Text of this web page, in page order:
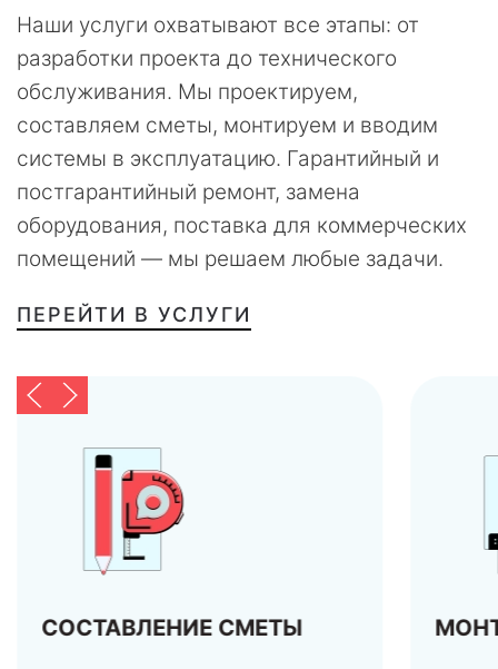
Наши услуги охватывают все этапы: от
разработки проекта до технического
обслуживания. Мы проектируем,
составляем сметы, монтируем и вводим
системы в эксплуатацию. Гарантийный и
постгарантийный ремонт, замена
оборудования, поставка для коммерческих
помещений — мы решаем любые задачи.
ПЕРЕЙТИ В УСЛУГИ
МОНТАЖ